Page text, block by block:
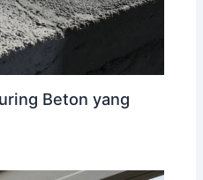
Beton yang